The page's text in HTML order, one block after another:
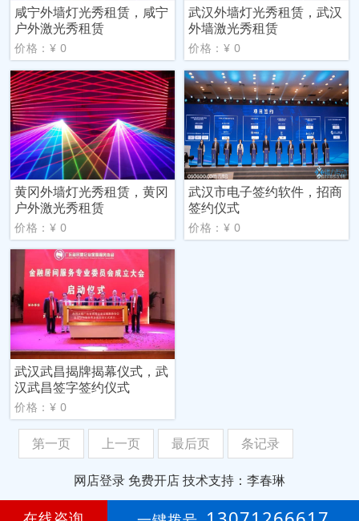
咸宁外墙灯光秀租赁，咸宁
户外激光秀租赁
价格：¥ 0
武汉外墙灯光秀租赁，武汉
外墙激光秀租赁
价格：¥ 0
黄冈外墙灯光秀租赁，黄冈
户外激光秀租赁
价格：¥ 0
武汉市电子签约软件，招商
签约仪式
价格：¥ 0
武汉武昌揭牌揭幕仪式，武
汉武昌签字签约仪式
价格：¥ 0
第一页 上一页 最后页 条记录
网店登录 免费开店技术支持：李春琳
第6年